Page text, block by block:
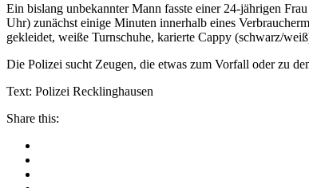
Ein bislang unbekannter Mann fasste einer 24-jährigen
Uhr) zunächst einige Minuten innerhalb eines
gekleidet, weiße Turnschuhe, karierte Cappy (schwarz/
Die Polizei sucht Zeugen, die etwas zum Vorfall oder zu
Text: Polizei Recklinghausen
Share this: